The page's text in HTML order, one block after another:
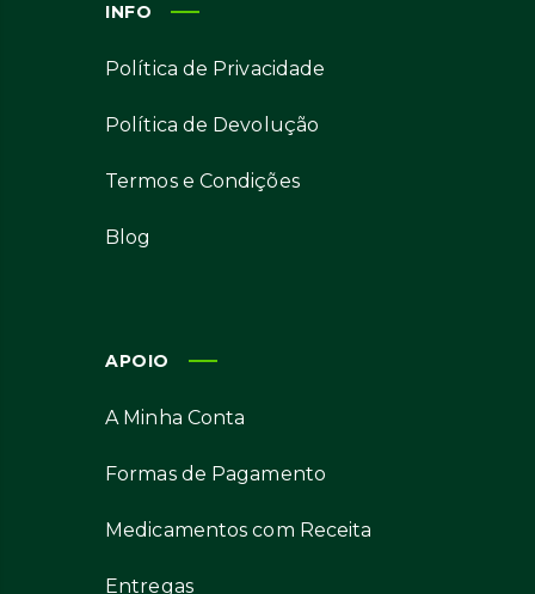
INFO
Política de Privacidade
Política de Devolução
Termos e Condições
Blog
APOIO
A Minha Conta
Formas de Pagamento
Medicamentos com Receita
Entregas